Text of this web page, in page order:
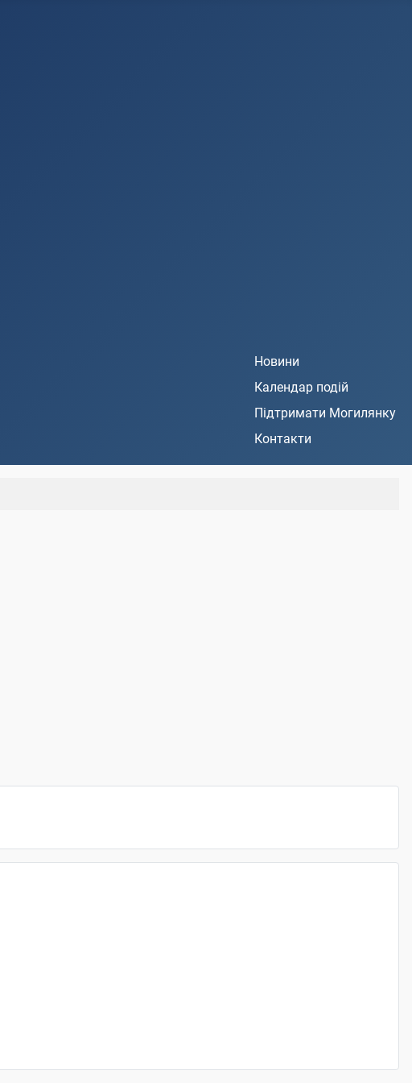
Новини
Календар подій
Підтримати Могилянку
Контакти